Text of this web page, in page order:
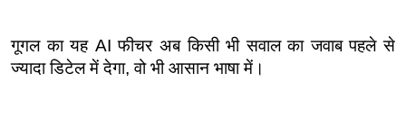
गूगल का यह AI फीचर अब किसी भी सवाल का जवाब पहले से
ज्यादा डिटेल में देगा, वो भी आसान भाषा में।